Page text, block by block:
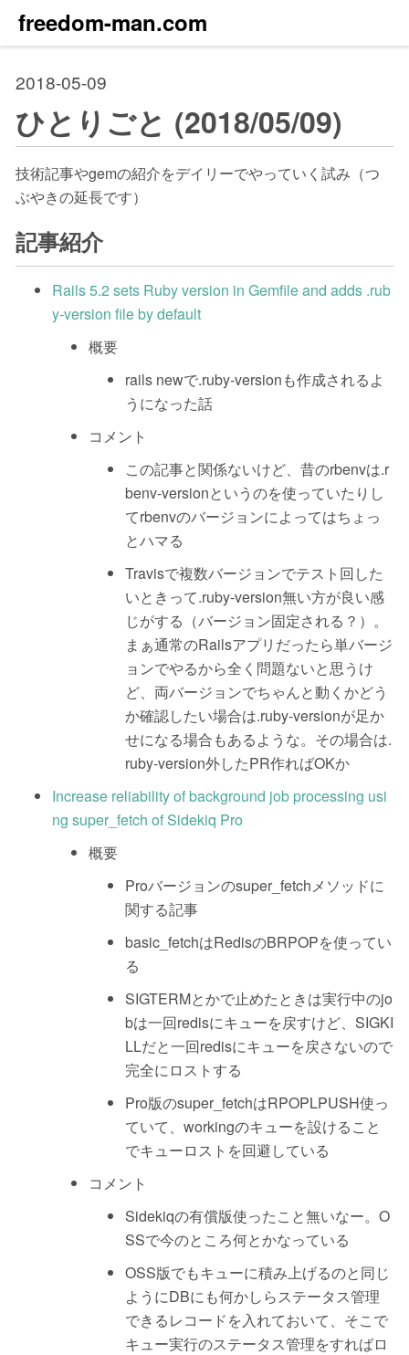
freedom-man.com
2018-05-09
ひとりごと (2018/05/09)
技術記事やgemの紹介をデイリーでやっていく試み（つ
ぶやきの延長です）
記事紹介
Rails 5.2 sets Ruby version in Gemfile and adds .rub
y-version file by default
概要
rails newで.ruby-versionも作成されるよ
うになった話
コメント
この記事と関係ないけど、昔のrbenvは.r
benv-versionというのを使っていたりし
てrbenvのバージョンによってはちょっ
とハマる
Travisで複数バージョンでテスト回した
いときって.ruby-version無い方が良い感
じがする（バージョン固定される？）。
まぁ通常のRailsアプリだったら単バージ
ョンでやるから全く問題ないと思うけ
ど、両バージョンでちゃんと動くかどう
か確認したい場合は.ruby-versionが足か
せになる場合もあるような。その場合は.
ruby-version外したPR作ればOKか
Increase reliability of background job processing usi
ng super_fetch of Sidekiq Pro
概要
Proバージョンのsuper_fetchメソッドに
関する記事
basic_fetchはRedisのBRPOPを使ってい
る
SIGTERMとかで止めたときは実行中のjo
bは一回redisにキューを戻すけど、SIGKI
LLだと一回redisにキューを戻さないので
完全にロストする
Pro版のsuper_fetchはRPOPLPUSH使っ
ていて、workingのキューを設けること
でキューロストを回避している
コメント
Sidekiqの有償版使ったこと無いなー。O
SSで今のところ何とかなっている
OSS版でもキューに積み上げるのと同じ
ようにDBにも何かしらステータス管理
できるレコードを入れておいて、そこで
キュー実行のステータス管理をすればロ